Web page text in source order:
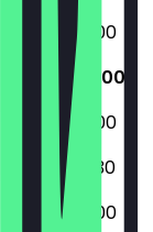
06:00 - 18:00
06:00 - 18:00
06:00 - 18:00
07:00 - 16:30
07:30 - 14:00